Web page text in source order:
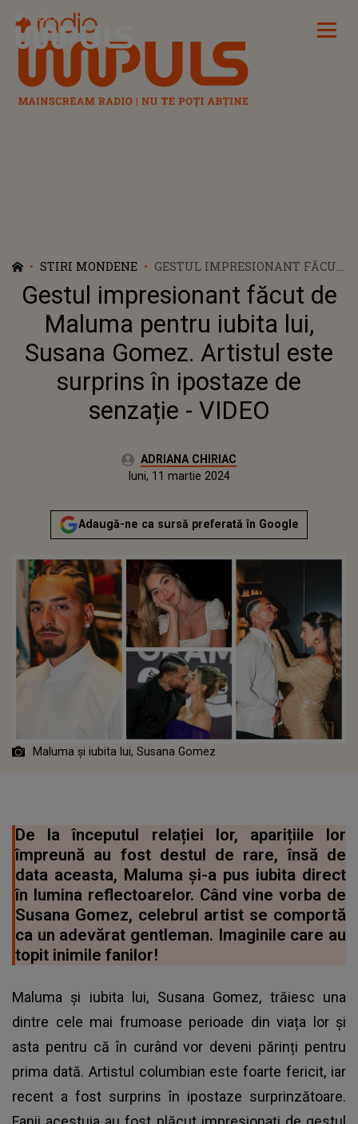
Radio Impuls
STIRI MONDENE
GESTUL IMPRESIONANT FĂCUT
DE MALUMA PENTRU IUBITA
LUI, SUSANA GOMEZ. ARTISTUL
ESTE SURPRINS ÎN IPOSTAZE DE
SENZAȚIE - VIDEO
Gestul impresionant făcut de
Maluma pentru iubita lui,
Susana Gomez. Artistul este
surprins în ipostaze de
senzație - VIDEO
Autor:ADRIANA CHIRIAC
vineri, 2 februarie 2024Actualizat:
luni, 11 martie 2024
Adaugă-ne ca sursă preferată în Google
Maluma și iubita lui, Susana Gomez
De la începutul relației lor, aparițiile lor
împreună au fost destul de rare, însă de
data aceasta, Maluma și-a pus iubita direct
în lumina reflectoarelor. Când vine vorba de
Susana Gomez, celebrul artist se comportă
ca un adevărat gentleman. Imaginile care au
topit inimile fanilor!
Maluma și iubita lui, Susana Gomez, trăiesc una
dintre cele mai frumoase perioade din viața lor și
asta pentru că în curând vor deveni părinți pentru
prima dată. Artistul columbian este foarte fericit, iar
recent a fost surprins în ipostaze surprinzătoare.